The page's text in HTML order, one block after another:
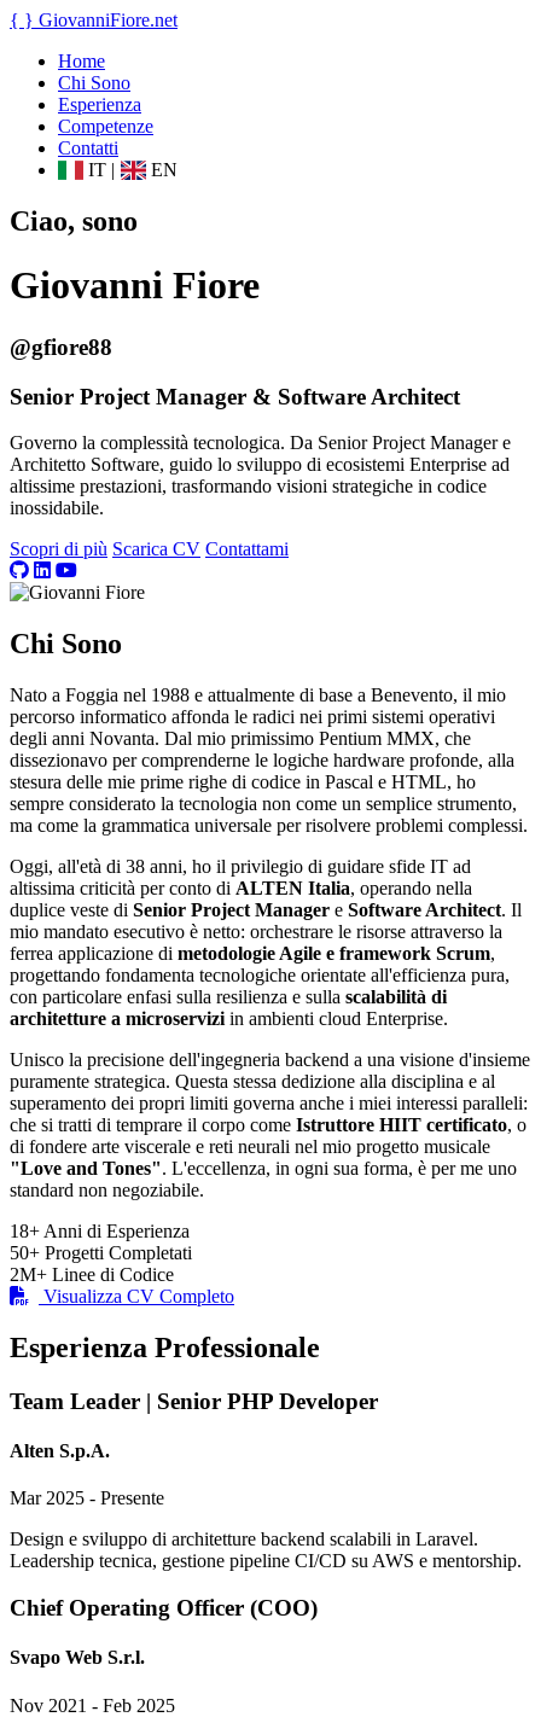
{ } GiovanniFiore.net
Home
Chi Sono
Esperienza
Competenze
Contatti
IT | EN
Ciao, sono
Giovanni Fiore
@gfiore88
Senior Project Manager & Software Architect
Governo la complessità tecnologica. Da Senior Project Manager e
Architetto Software, guido lo sviluppo di ecosistemi Enterprise ad
altissime prestazioni, trasformando visioni strategiche in codice
inossidabile.
Scopri di più Scarica CV Contattami
Chi Sono
Nato a Foggia nel 1988 e attualmente di base a Benevento, il mio
percorso informatico affonda le radici nei primi sistemi operativi
degli anni Novanta. Dal mio primissimo Pentium MMX, che
dissezionavo per comprenderne le logiche hardware profonde, alla
stesura delle mie prime righe di codice in Pascal e HTML, ho
sempre considerato la tecnologia non come un semplice strumento,
ma come la grammatica universale per risolvere problemi complessi.
Oggi, all'età di 38 anni, ho il privilegio di guidare sfide IT ad
altissima criticità per conto di ALTEN Italia, operando nella
duplice veste di Senior Project Manager e Software Architect. Il
mio mandato esecutivo è netto: orchestrare le risorse attraverso la
ferrea applicazione di metodologie Agile e framework Scrum,
progettando fondamenta tecnologiche orientate all'efficienza pura,
con particolare enfasi sulla resilienza e sulla scalabilità di
architetture a microservizi in ambienti cloud Enterprise.
Unisco la precisione dell'ingegneria backend a una visione d'insieme
puramente strategica. Questa stessa dedizione alla disciplina e al
superamento dei propri limiti governa anche i miei interessi paralleli:
che si tratti di temprare il corpo come Istruttore HIIT certificato, o
di fondere arte viscerale e reti neurali nel mio progetto musicale
"Love and Tones". L'eccellenza, in ogni sua forma, è per me uno
standard non negoziabile.
18+ Anni di Esperienza
50+ Progetti Completati
2M+ Linee di Codice
Visualizza CV Completo
Esperienza Professionale
Team Leader | Senior PHP Developer
Alten S.p.A.
Mar 2025 - Presente
Design e sviluppo di architetture backend scalabili in Laravel.
Leadership tecnica, gestione pipeline CI/CD su AWS e mentorship.
Chief Operating Officer (COO)
Svapo Web S.r.l.
Nov 2021 - Feb 2025